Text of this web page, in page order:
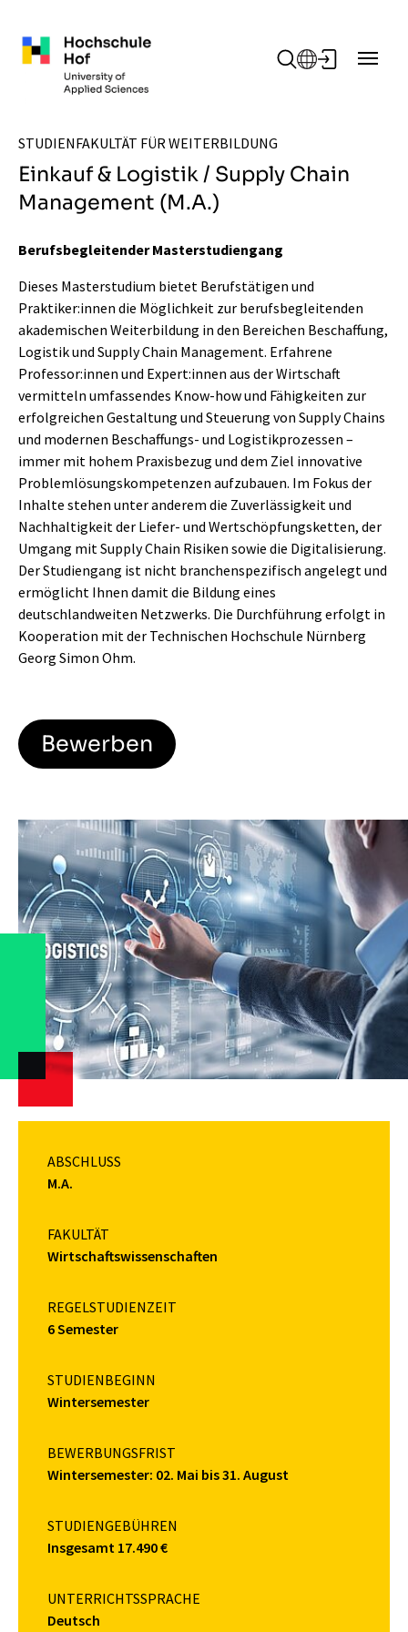
STUDIENFAKULTÄT FÜR WEITERBILDUNG
Einkauf & Logistik / Supply Chain
Management (M.A.)
Berufsbegleitender Masterstudiengang
Dieses Masterstudium bietet Berufstätigen und
Praktiker:innen die Möglichkeit zur berufsbegleitenden
akademischen Weiterbildung in den Bereichen Beschaffung,
Logistik und Supply Chain Management. Erfahrene
Professor:innen und Expert:innen aus der Wirtschaft
vermitteln umfassendes Know-how und Fähigkeiten zur
erfolgreichen Gestaltung und Steuerung von Supply Chains
und modernen Beschaffungs- und Logistikprozessen –
immer mit hohem Praxisbezug und dem Ziel innovative
Problemlösungskompetenzen aufzubauen. Im Fokus der
Inhalte stehen unter anderem die Zuverlässigkeit und
Nachhaltigkeit der Liefer- und Wertschöpfungsketten, der
Umgang mit Supply Chain Risiken sowie die Digitalisierung.
Der Studiengang ist nicht branchenspezifisch angelegt und
ermöglicht Ihnen damit die Bildung eines
deutschlandweiten Netzwerks. Die Durchführung erfolgt in
Kooperation mit der Technischen Hochschule Nürnberg
Georg Simon Ohm.
Bewerben
ABSCHLUSS
M.A.
FAKULTÄT
Wirtschaftswissenschaften
REGELSTUDIENZEIT
6 Semester
STUDIENBEGINN
Wintersemester
BEWERBUNGSFRIST
Wintersemester: 02. Mai bis 31. August
STUDIENGEBÜHREN
Insgesamt 17.490 €
UNTERRICHTSSPRACHE
Deutsch